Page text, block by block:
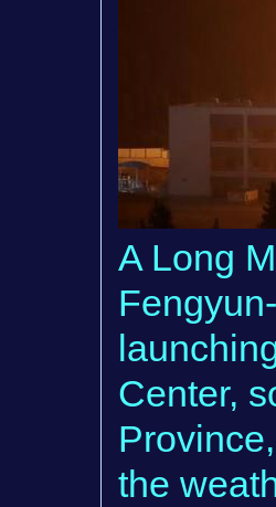
A Long
Center,
the